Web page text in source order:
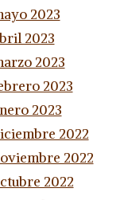
2023
2023
2023
2023
2023
2022
2022
2022